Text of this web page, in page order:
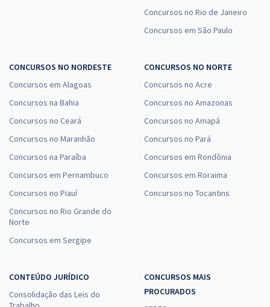
Concursos no Rio de Janeiro
Concursos em São Paulo
CONCURSOS NO NORDESTE
Concursos em Alagoas
Concursos na Bahia
Concursos no Ceará
Concursos no Maranhão
Concursos na Paraíba
Concursos em Pernambuco
Concursos no Piauí
Concursos no Rio Grande do
Norte
Concursos em Sergipe
CONCURSOS NO NORTE
Concursos no Acre
Concursos no Amazonas
Concursos no Amapá
Concursos no Pará
Concursos em Rondônia
Concursos em Roraima
Concursos no Tocantins
CONTEÚDO JURÍDICO
Consolidação das Leis do
CONCURSOS MAIS
PROCURADOS